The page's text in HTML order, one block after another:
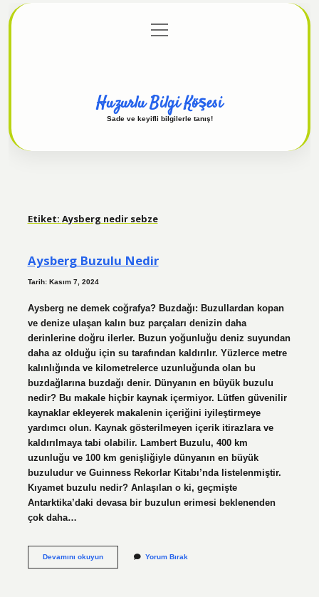
Gizlilik Politikası
menüyü
aç
Huzurlu Bilgi Köşesi
Sade ve keyifli bilgilerle tanış!
Etiket: Aysberg nedir sebze
Aysberg Buzulu Nedir
Tarih: Kasım 7, 2024
Aysberg ne demek coğrafya? Buzdağı: Buzullardan kopan
ve denize ulaşan kalın buz parçaları denizin daha
derinlerine doğru ilerler. Buzun yoğunluğu deniz suyundan
daha az olduğu için su tarafından kaldırılır. Yüzlerce metre
kalınlığında ve kilometrelerce uzunluğunda olan bu
buzdağlarına buzdağı denir. Dünyanın en büyük buzulu
nedir? Bu makale hiçbir kaynak içermiyor. Lütfen güvenilir
kaynaklar ekleyerek makalenin içeriğini iyileştirmeye
yardımcı olun. Kaynak gösterilmeyen içerik itirazlara ve
kaldırılmaya tabi olabilir. Lambert Buzulu, 400 km
uzunluğu ve 100 km genişliğiyle dünyanın en büyük
buzuludur ve Guinness Rekorlar Kitabı’nda listelenmiştir.
Kıyamet buzulu nedir? Anlaşılan o ki, geçmişte
Antarktika’daki devasa bir buzulun erimesi beklenenden
çok daha…
Devamını okuyunAysberg
Yorum Bırak